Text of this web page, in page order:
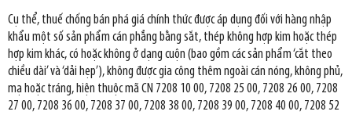
Cụ thể, thuế chống bán phá giá chính thức được áp dụng đối với hàng nhập
khẩu một số sản phẩm cán phẳng bằng sắt, thép không hợp kim hoặc thép
hợp kim khác, có hoặc không ở dạng cuộn (bao gồm các sản phẩm ‘cắt theo
chiều dài’ và ‘dải hẹp’), không được gia công thêm ngoài cán nóng, không phủ,
mạ hoặc tráng, hiện thuộc mã CN 7208 10 00, 7208 25 00, 7208 26 00, 7208
27 00, 7208 36 00, 7208 37 00, 7208 38 00, 7208 39 00, 7208 40 00, 7208 52